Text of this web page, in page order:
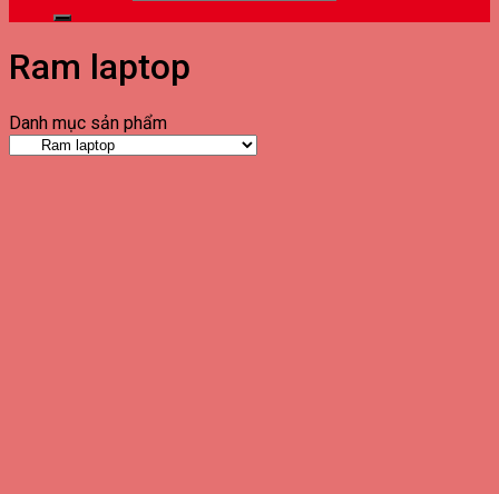
Ram laptop
Danh mục sản phẩm